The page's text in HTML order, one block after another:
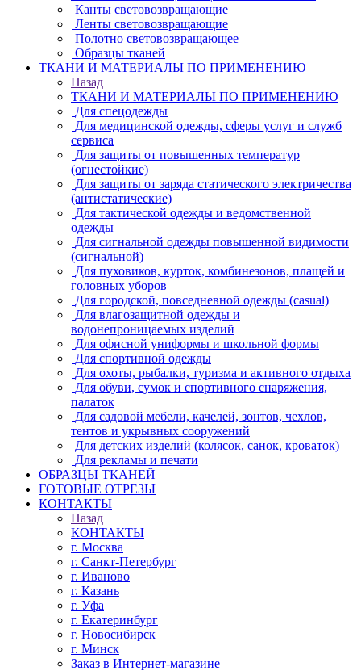
Канты световозвращающие
Ленты световозвращающие
Полотно световозвращающее
Образцы тканей
ТКАНИ И МАТЕРИАЛЫ ПО ПРИМЕНЕНИЮ
Назад
ТКАНИ И МАТЕРИАЛЫ ПО ПРИМЕНЕНИЮ
Для спецодежды
Для медицинской одежды, сферы услуг и служб
сервиса
Для защиты от повышенных температур
(огнестойкие)
Для защиты от заряда статического электричества
(антистатические)
Для тактической одежды и ведомственной
одежды
Для сигнальной одежды повышенной видимости
(сигнальной)
Для пуховиков, курток, комбинезонов, плащей и
головных уборов
Для городской, повседневной одежды (casual)
Для влагозащитной одежды и
водонепроницаемых изделий
Для офисной униформы и школьной формы
Для спортивной одежды
Для охоты, рыбалки, туризма и активного отдыха
Для обуви, сумок и спортивного снаряжения,
палаток
Для садовой мебели, качелей, зонтов, чехлов,
тентов и укрывных сооружений
Для детских изделий (колясок, санок, кроваток)
Для рекламы и печати
ОБРАЗЦЫ ТКАНЕЙ
ГОТОВЫЕ ОТРЕЗЫ
КОНТАКТЫ
Назад
КОНТАКТЫ
г. Москва
г. Санкт-Петербург
г. Иваново
г. Казань
г. Уфа
г. Екатеринбург
г. Новосибирск
г. Минск
Заказ в Интернет-магазине